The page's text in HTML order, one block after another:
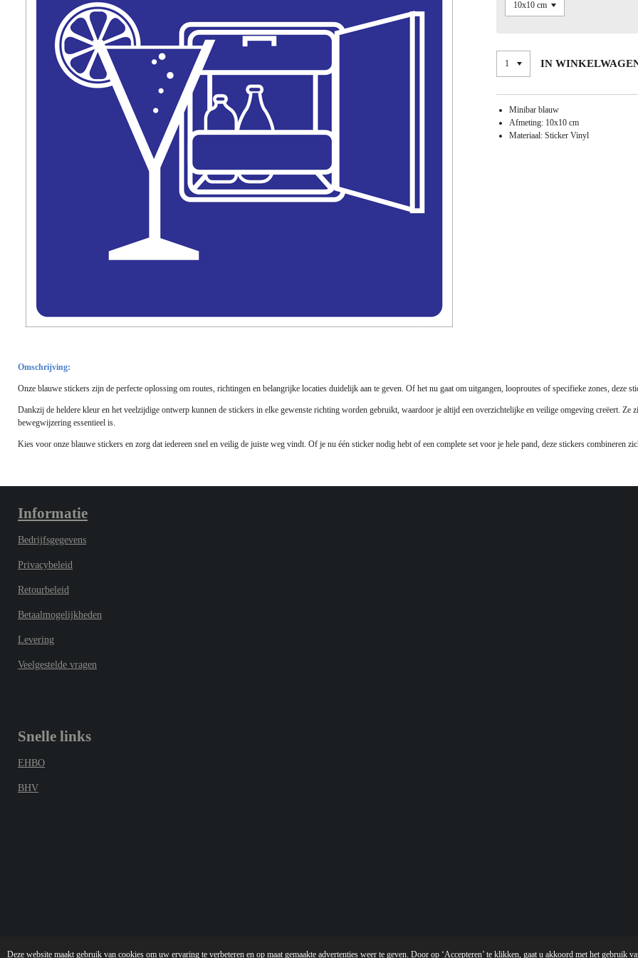
Deze website maakt gebruik van cookies om uw ervaring te verbeteren en op maat gemaakte advertenties weer te geven. Door op ‘Accepteren’ te klikken, gaat u akkoord met het gebruik
IN
Minibar blauw
Afmeting: 10x10 cm
Materiaal: Sticker Vinyl
Omschrijving:
Onze blauwe stickers zijn de perfecte oplossing om routes, richtingen en belangrijke locaties duidelijk aan te geven. Of het nu gaat om uitgangen, looproutes of specifieke zones, deze
Dankzij de heldere kleur en het veelzijdige ontwerp kunnen de stickers in elke gewenste richting worden gebruikt, waardoor je altijd een overzichtelijke en veilige omgeving creëert.
bewegwijzering essentieel is.
Kies voor onze blauwe stickers en zorg dat iedereen snel en veilig de juiste weg vindt. Of je nu één sticker nodig hebt of een complete set voor je hele pand, deze stickers combineren
Informatie
Bedrijfsgegevens
Privacybeleid
Retourbeleid
Betaalmogelijkheden
Levering
Veelgestelde vragen
Snelle links
EHBO
BHV